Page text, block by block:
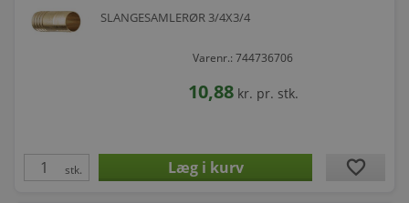
SLANGESAMLERØR 3/4X3/4
Varenr.: 744736706
10,88 kr. pr. stk.
stk. favorite